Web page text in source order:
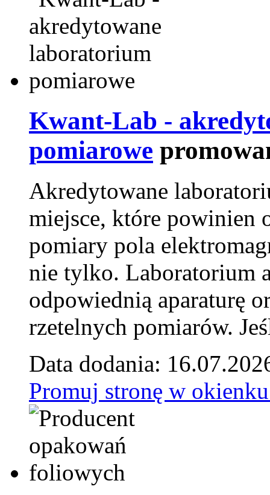
Kwant-Lab -
pomiarowe
Akredytowane
miejsce, które powinien
pomiary pola
nie tylko. Laboratorium
odpowiednią aparaturę
rzetelnych pomiarów.
Data dodania:
Promuj stronę w